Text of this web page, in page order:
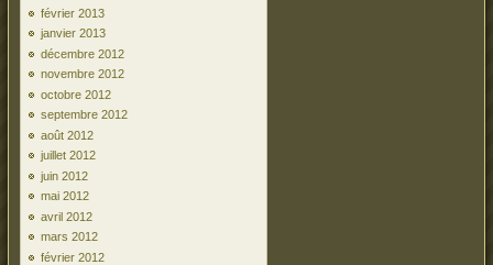
février 2013
janvier 2013
décembre 2012
novembre 2012
octobre 2012
septembre 2012
août 2012
juillet 2012
juin 2012
mai 2012
avril 2012
mars 2012
février 2012